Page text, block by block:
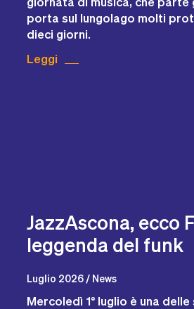
porta sul lungolago molti
dieci giorni.
Leggi
JazzAscona, ecco
leggenda del funk
Luglio 2026 / News
Mercoledì 1° luglio è una